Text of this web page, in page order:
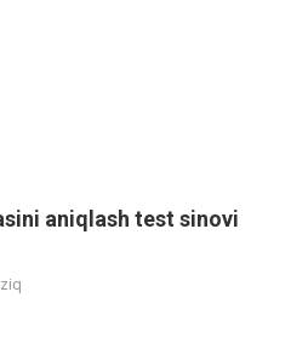
aniqlash test sinovi